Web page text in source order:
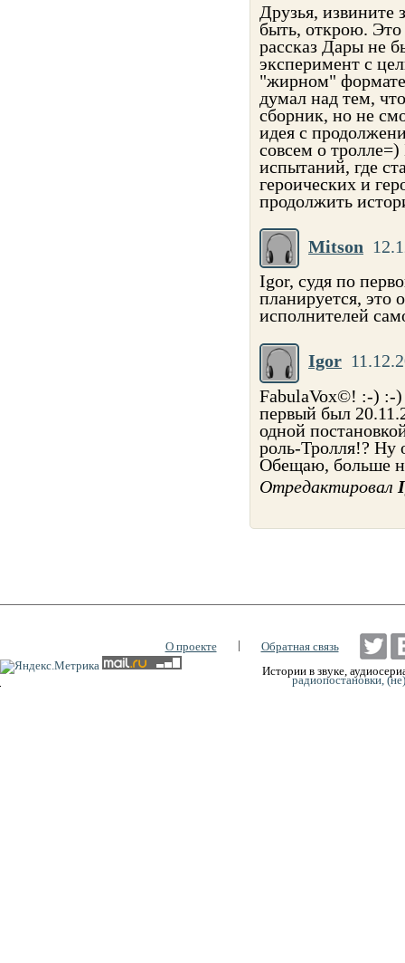
Друзья, извините
быть, открою.
рассказ Дары не
эксперимент с
"жирном"
думал над тем,
сборник, но не
идея с
совсем о
испытаний, где
героических и
продолжить
Mitson
Igor, судя по
планируется, это
исполнителей
Igor
FabulaVox©! :-) :-)
первый был
одной
роль-Тролля!? Ну
Обещаю, больше
Отредактировал
О проекте |
Обратная связь
Истории в звуке,
радиопостановки,